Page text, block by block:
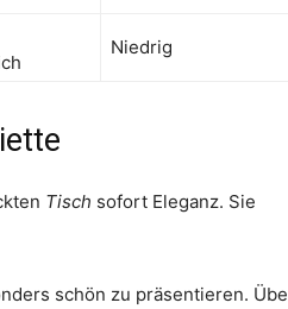
Niedrig
Tisch sofort Eleganz. Sie
schön zu präsentieren. Übe